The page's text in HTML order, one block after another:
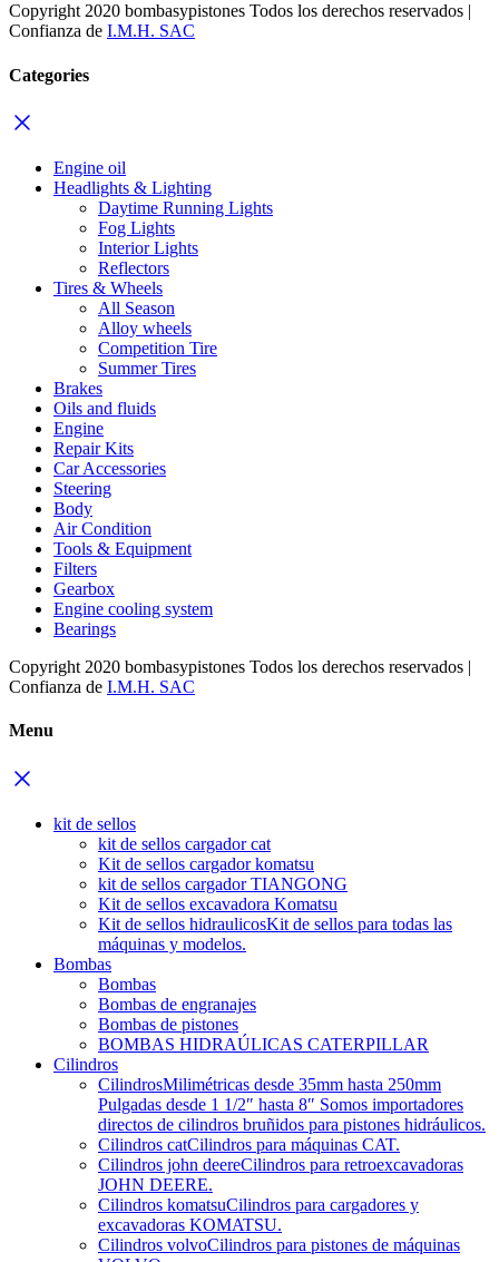
Copyright 2020 bombasypistones Todos los derechos reservados |
Confianza de I.M.H. SAC
Categories
Engine oil
Headlights & Lighting
Daytime Running Lights
Fog Lights
Interior Lights
Reflectors
Tires & Wheels
All Season
Alloy wheels
Competition Tire
Summer Tires
Brakes
Oils and fluids
Engine
Repair Kits
Car Accessories
Steering
Body
Air Condition
Tools & Equipment
Filters
Gearbox
Engine cooling system
Bearings
Copyright 2020 bombasypistones Todos los derechos reservados |
Confianza de I.M.H. SAC
Menu
kit de sellos
kit de sellos cargador cat
Kit de sellos cargador komatsu
kit de sellos cargador TIANGONG
Kit de sellos excavadora Komatsu
Kit de sellos hidraulicosKit de sellos para todas las
máquinas y modelos.
Bombas
Bombas
Bombas de engranajes
Bombas de pistones
BOMBAS HIDRAÚLICAS CATERPILLAR
Cilindros
CilindrosMilimétricas desde 35mm hasta 250mm
Pulgadas desde 1 1/2″ hasta 8″ Somos importadores
directos de cilindros bruñidos para pistones hidráulicos.
Cilindros catCilindros para máquinas CAT.
Cilindros john deereCilindros para retroexcavadoras
JOHN DEERE.
Cilindros komatsuCilindros para cargadores y
excavadoras KOMATSU.
Cilindros volvoCilindros para pistones de máquinas